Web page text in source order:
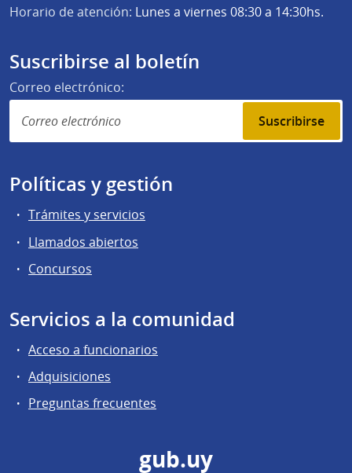
Horario de atención: Lunes a viernes 08:30 a 14:30hs.
Suscribirse al boletín
Correo electrónico:
Suscribirse
Políticas y gestión
Trámites y servicios
Llamados abiertos
Concursos
Servicios a la comunidad
Acceso a funcionarios
Adquisiciones
Preguntas frecuentes
gub.uy